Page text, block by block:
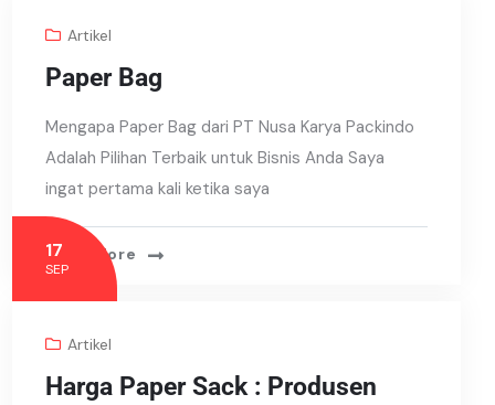
Artikel
Paper Bag
Mengapa Paper Bag dari PT Nusa Karya Packindo
Adalah Pilihan Terbaik untuk Bisnis Anda Saya
ingat pertama kali ketika saya
Read More
17
SEP
Artikel
Harga Paper Sack : Produsen